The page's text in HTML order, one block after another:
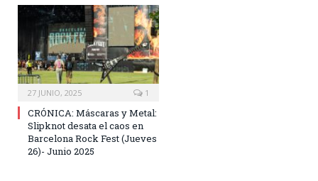
27 JUNIO, 2025 1
CRÓNICA: Máscaras y Metal:
Slipknot desata el caos en
Barcelona Rock Fest (Jueves
26)- Junio 2025